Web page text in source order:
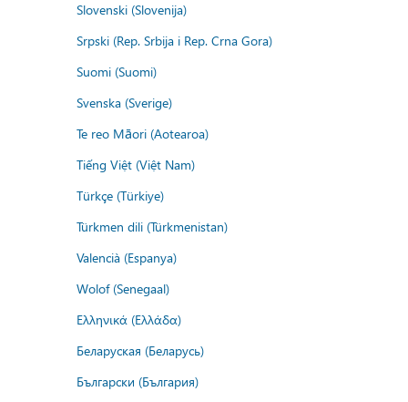
Slovenski (Slovenija)
Srpski (Rep. Srbija i Rep. Crna Gora)
Suomi (Suomi)
Svenska (Sverige)
Te reo Māori (Aotearoa)
Tiếng Việt (Việt Nam)
Türkçe (Türkiye)
Türkmen dili (Türkmenistan)
Valencià (Espanya)
Wolof (Senegaal)
Ελληνικά (Ελλάδα)
Беларуская (Беларусь)
Български (България)